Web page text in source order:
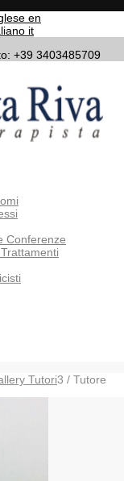
en
it
+39 3403485709
Conferenze
Tutori3 / Tutore